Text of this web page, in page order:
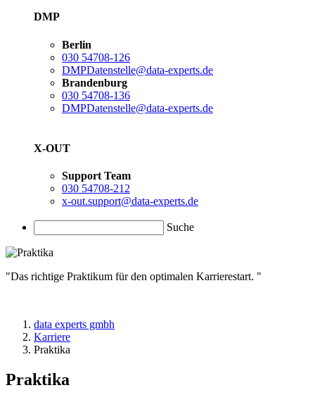
DMP
Berlin
030 54708-126
DMPDatenstelle@data-experts.de
Brandenburg
030 54708-136
DMPDatenstelle@data-experts.de
X-OUT
Support Team
030 54708-212
x-out.support@data-experts.de
Suche
"Das richtige Praktikum für den optimalen Karrierestart. "
data experts gmbh
Karriere
Praktika
Praktika